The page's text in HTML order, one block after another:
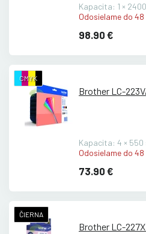
Kapacita: 1 ×
Odosielame do 48
98.90 €
CMYK
Brother LC-
Kapacita: 4 ×
Odosielame do 48
73.90 €
ČIERNA
Brother LC-